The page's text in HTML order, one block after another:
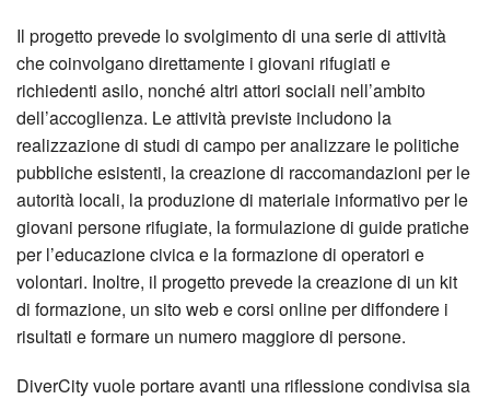
Il progetto prevede lo svolgimento di una serie di attività
che coinvolgano direttamente i giovani rifugiati e
richiedenti asilo, nonché altri attori sociali nell’ambito
dell’accoglienza. Le attività previste includono la
realizzazione di studi di campo per analizzare le politiche
pubbliche esistenti, la creazione di raccomandazioni per le
autorità locali, la produzione di materiale informativo per le
giovani persone rifugiate, la formulazione di guide pratiche
per l’educazione civica e la formazione di operatori e
volontari. Inoltre, il progetto prevede la creazione di un kit
di formazione, un sito web e corsi online per diffondere i
risultati e formare un numero maggiore di persone.
DiverCity vuole portare avanti una riflessione condivisa sia